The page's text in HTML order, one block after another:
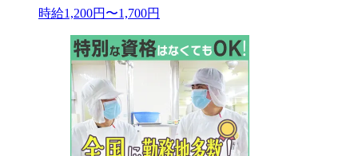
時給1,200円〜1,700円